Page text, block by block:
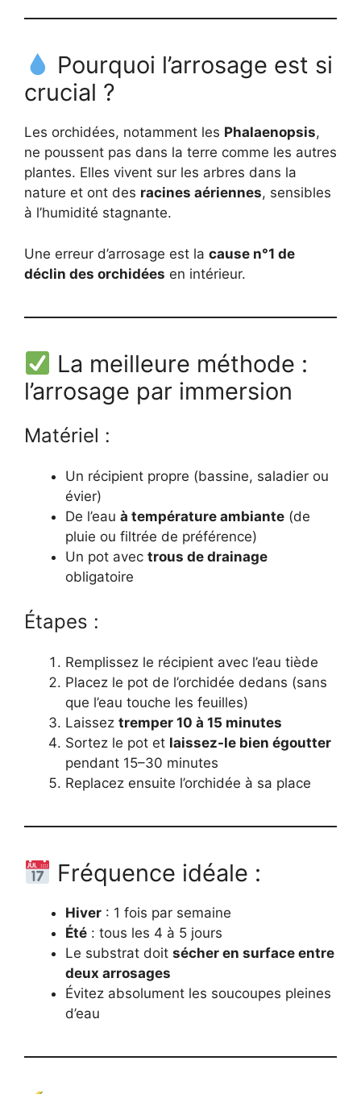
Pourquoi l’arrosage est si
crucial ?
Les orchidées, notamment les Phalaenopsis,
ne poussent pas dans la terre comme les autres
plantes. Elles vivent sur les arbres dans la
nature et ont des racines aériennes, sensibles
à l’humidité stagnante.
Une erreur d’arrosage est la cause n°1 de
déclin des orchidées en intérieur.
La meilleure méthode :
l’arrosage par immersion
Matériel :
Un récipient propre (bassine, saladier ou
évier)
De l’eau à température ambiante (de
pluie ou filtrée de préférence)
Un pot avec trous de drainage
obligatoire
Étapes :
Remplissez le récipient avec l’eau tiède
Placez le pot de l’orchidée dedans (sans
que l’eau touche les feuilles)
Laissez tremper 10 à 15 minutes
Sortez le pot et laissez-le bien égoutter
pendant 15–30 minutes
Replacez ensuite l’orchidée à sa place
Fréquence idéale :
Hiver : 1 fois par semaine
Été : tous les 4 à 5 jours
Le substrat doit sécher en surface entre
deux arrosages
Évitez absolument les soucoupes pleines
d’eau